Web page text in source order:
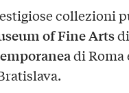
collezioni
of Fine Arts
di Roma